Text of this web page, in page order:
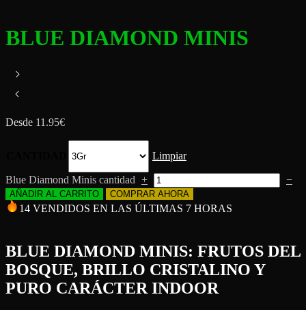
BLUE DIAMOND MINIS
Desde 11.95€
Limpiar
Blue Diamond Minis cantidad + −
AÑADIR AL CARRITO COMPRAR AHORA
14 VENDIDOS EN LAS ÚLTIMAS 7 HORAS
BLUE DIAMOND MINIS: FRUTOS DEL
BOSQUE, BRILLO CRISTALINO Y
PURO CARÁCTER INDOOR